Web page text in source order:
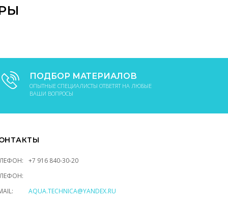
ПОДБОР МАТЕРИАЛОВ
ОПЫТНЫЕ СПЕЦИАЛИСТЫ ОТВЕТЯТ НА ЛЮБЫЕ
ВАШИ ВОПРОСЫ
+7 916 840-30-20
AQUA.TECHNICA@YANDEX.RU